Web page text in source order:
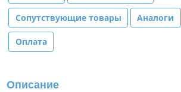
Сопутствующие товары Аналоги
Оплата
Описание